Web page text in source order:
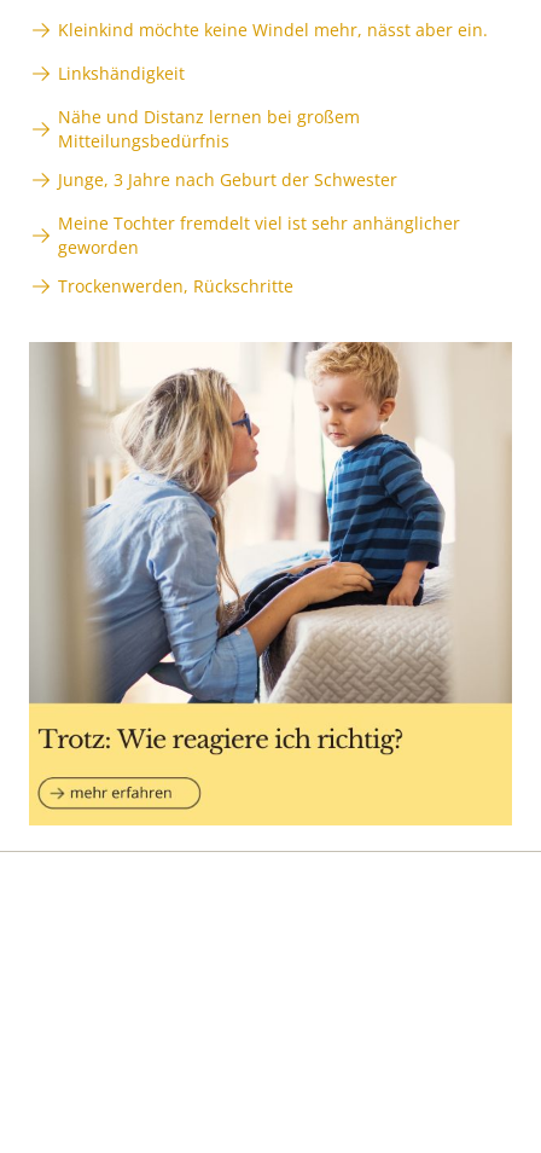
Kleinkind möchte keine Windel mehr, nässt aber ein.
Linkshändigkeit
Nähe und Distanz lernen bei großem
Mitteilungsbedürfnis
Junge, 3 Jahre nach Geburt der Schwester
Meine Tochter fremdelt viel ist sehr anhänglicher
geworden
Trockenwerden, Rückschritte